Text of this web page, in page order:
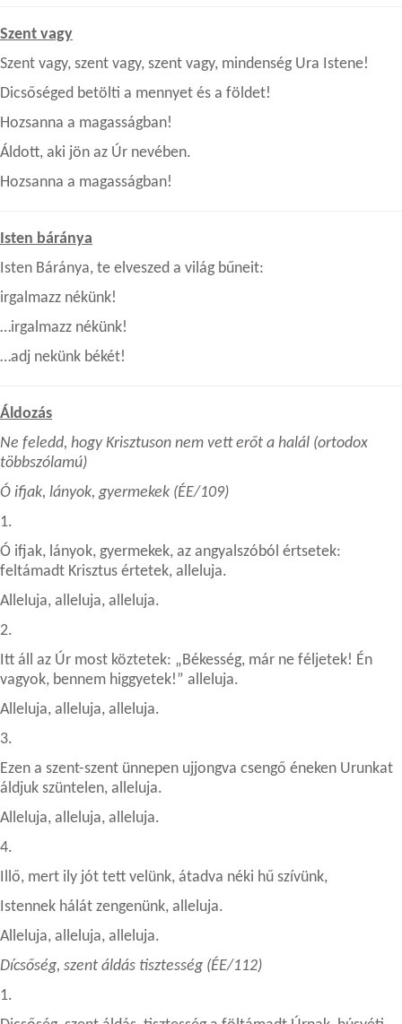
Szent vagy
Szent vagy, szent vagy, szent vagy, mindenség Ura Istene!
Dicsőséged betölti a mennyet és a földet!
Hozsanna a magasságban!
Áldott, aki jön az Úr nevében.
Hozsanna a magasságban!
Isten báránya
Isten Báránya, te elveszed a világ bűneit:
irgalmazz nékünk!
…irgalmazz nékünk!
…adj nekünk békét!
Áldozás
Ne feledd, hogy Krisztuson nem vett erőt a halál (ortodox
többszólamú)
Ó ifjak, lányok, gyermekek (ÉE/109)
1.
Ó ifjak, lányok, gyermekek, az angyalszóból értsetek:
feltámadt Krisztus értetek, alleluja.
Alleluja, alleluja, alleluja.
2.
Itt áll az Úr most köztetek: „Békesség, már ne féljetek! Én
vagyok, bennem higgyetek!” alleluja.
Alleluja, alleluja, alleluja.
3.
Ezen a szent-szent ünnepen ujjongva csengő éneken Urunkat
áldjuk szüntelen, alleluja.
Alleluja, alleluja, alleluja.
4.
Illő, mert ily jót tett velünk, átadva néki hű szívünk,
Istennek hálát zengenünk, alleluja.
Alleluja, alleluja, alleluja.
Dícsőség, szent áldás tisztesség (ÉE/112)
1.